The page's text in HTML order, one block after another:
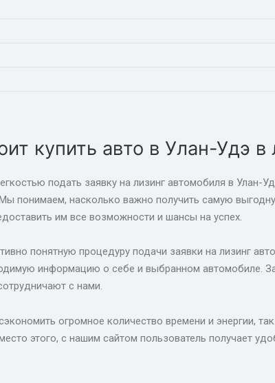
купить авто в Улан-Удэ в
подать заявку на лизинг автомобиля в Улан-
понимаем, насколько важно получить самую
им все возможности и шансы на успех.
понятную процедуру подачи заявки на лизинг
информацию о себе и выбранном автомобиле.
с нами.
огромное количество времени и энергии,
этого, с нашим сайтом пользователь получает